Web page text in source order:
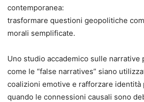
contemporanea:
trasformare questioni geopolitiche
morali semplificate.
Uno studio accademico sulle narrative
come le “false narratives” siano
coalizioni emotive e rafforzare identità
quando le connessioni causali sono